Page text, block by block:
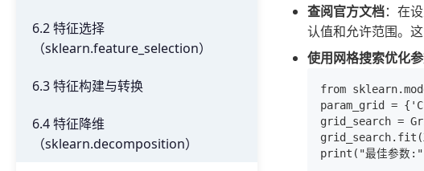
6.2 特征选择
（sklearn.feature_selection）
6.3 特征构建与转换
6.4 特征降维
（sklearn.decomposition）
查阅官方文档：在
认值和允许范围。
使用网格搜索优化
from
param_grid
grid_search =